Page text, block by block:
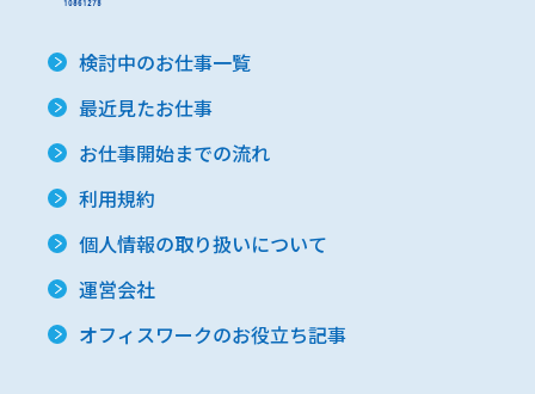
検討中のお仕事一覧
最近見たお仕事
お仕事開始までの流れ
利用規約
個人情報の取り扱いについて
運営会社
オフィスワークのお役立ち記事